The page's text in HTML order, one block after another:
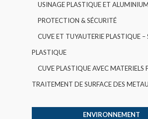
USINAGE PLASTIQUE ET
PROTECTION & SÉCURITÉ
CUVE ET TUYAUTERIE PLASTIQUE –
PLASTIQUE
CUVE PLASTIQUE AVEC MATERIELS
TRAITEMENT DE SURFACE DES
ENVIRONNEMENT